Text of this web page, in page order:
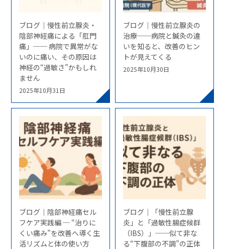
ブログ｜慢性前立腺炎・
陰部神経痛による「肛門
痛」── 病院で異常がな
いのに痛い、その原因は
神経の“過敏さ”かもしれ
ません
2025年10月31日
ブログ｜慢性前立腺炎の
治療──病院と鍼灸の違
いを知ると、改善のヒン
トが見えてくる
2025年10月30日
ブログ｜陰部神経痛セル
フケア実践編 ─ “治りに
くい痛み”を改善へ導く生
活リズムと体の使い方
ブログ｜「慢性前立腺
炎」と「過敏性腸症候群
（IBS）」──似て非な
る“下腹部の不調”の正体